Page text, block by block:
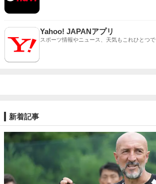
Yahoo! JAPANアプリ
スポーツ情報やニュース、天気もこれひとつで
新着記事